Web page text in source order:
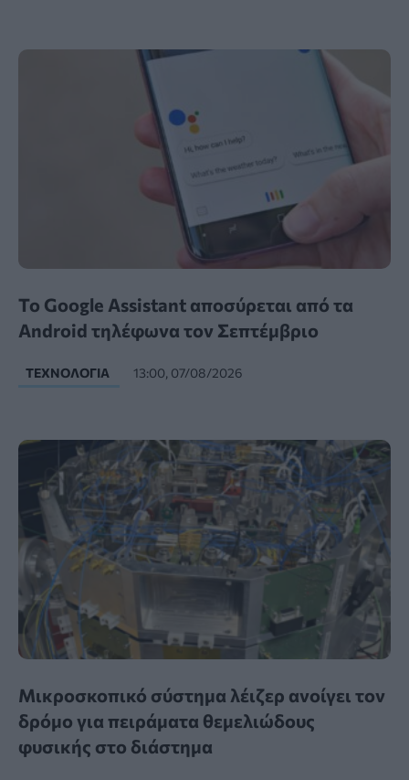
Το Google Assistant αποσύρεται από τα
Android τηλέφωνα τον Σεπτέμβριο
ΤΕΧΝΟΛΟΓΊΑ 13:00, 07/08/2026
Μικροσκοπικό σύστημα λέιζερ ανοίγει τον
δρόμο για πειράματα θεμελιώδους
φυσικής στο διάστημα